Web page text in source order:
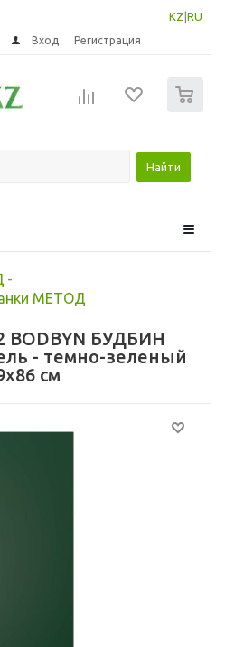
KZ RU
Вход Регистрация
Найти
-
МЕТОД
BODBYN БУДБИН
- темно-зеленый
см